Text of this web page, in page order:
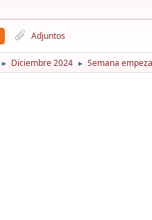
Adjuntos
► Diciembre 2024 ► Semana